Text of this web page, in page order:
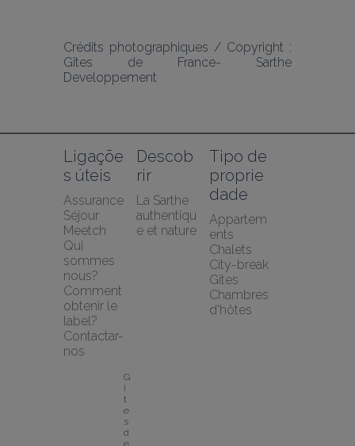
Crédits photographiques / Copyright :
Gîtes de France- Sarthe
Developpement
Ligaçõe
s úteis
Assurance
Séjour
Meetch
Qui
sommes
nous?
Comment
obtenir le
label?
Contactar-
nos
Descob
rir
La Sarthe
authentiqu
e et nature
Tipo de
proprie
dade
Appartem
ents
Chalets
City-break
Gîtes
Chambres
d'hôtes
G
î
t
e
s
d
e